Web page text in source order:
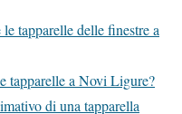
tapparelle delle finestre a
tapparelle a Novi Ligure?
di una tapparella